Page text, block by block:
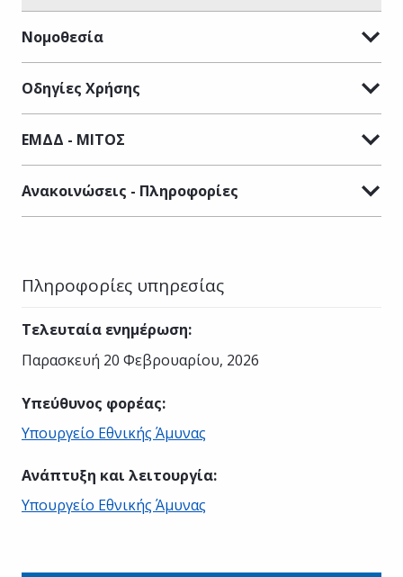
Νομοθεσία
Οδηγίες Χρήσης
ΕΜΔΔ - ΜΙΤΟΣ
Ανακοινώσεις - Πληροφορίες
Πληροφορίες υπηρεσίας
Τελευταία ενημέρωση:
Παρασκευή 20 Φεβρουαρίου, 2026
Υπεύθυνος φορέας:
Υπουργείο Εθνικής Άμυνας
Ανάπτυξη και λειτουργία:
Υπουργείο Εθνικής Άμυνας